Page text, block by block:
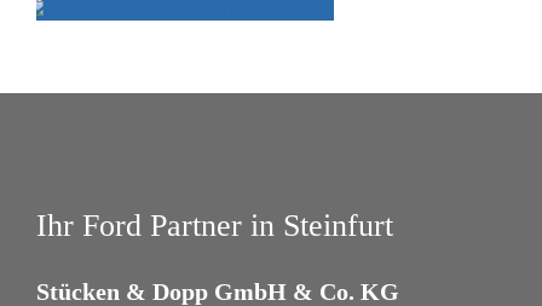
DER NEUE
Ihr Ford Partner in Steinfurt
Stücken & Dopp GmbH & Co. KG